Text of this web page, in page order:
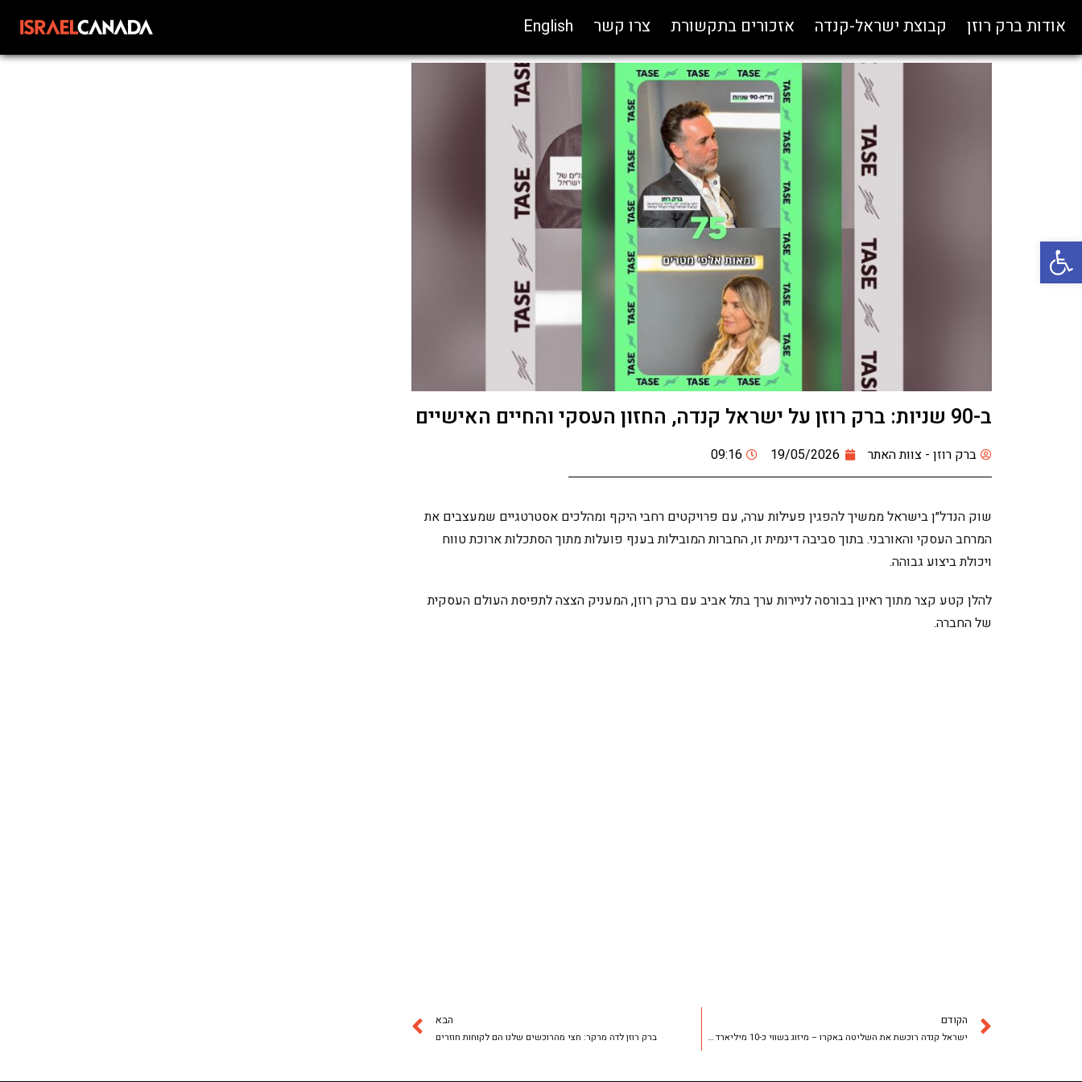
פתח סרגל נגישות
אודות ברק רוזן קבוצת ישראל-קנדה אזכורים בתקשורת צרו קשר English
ב-90 שניות: ברק רוזן על ישראל קנדה, החזון העסקי והחיים האישיים
ברק רוזן - צוות האתר 19/05/2026
09:16
שוק הנדל״ן בישראל ממשיך להפגין פעילות ערה, עם פרויקטים רחבי היקף ומהלכים אסטרטגיים שמעצבים את
המרחב העסקי והאורבני. בתוך סביבה דינמית זו, החברות המובילות בענף פועלות מתוך הסתכלות ארוכת טווח
ויכולת ביצוע גבוהה.
להלן קטע קצר מתוך ראיון בבורסה לניירות ערך בתל אביב עם ברק רוזן, המעניק הצצה לתפיסת העולם העסקית
של החברה.
הקודם
ישראל קנדה רוכשת את השליטה באקרו – מיזוג בשווי כ-10 מיליארד שקל
הבא
ברק רוזן לדה מרקר: חצי מהרוכשים שלנו הם לקוחות חוזרים